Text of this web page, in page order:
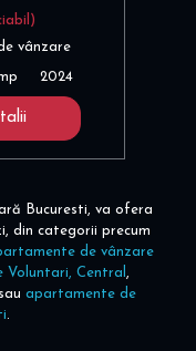
vânzare
2024
Bucuresti, va ofera
din categorii precum
de vânzare
Central ,
sau apartamente de
.